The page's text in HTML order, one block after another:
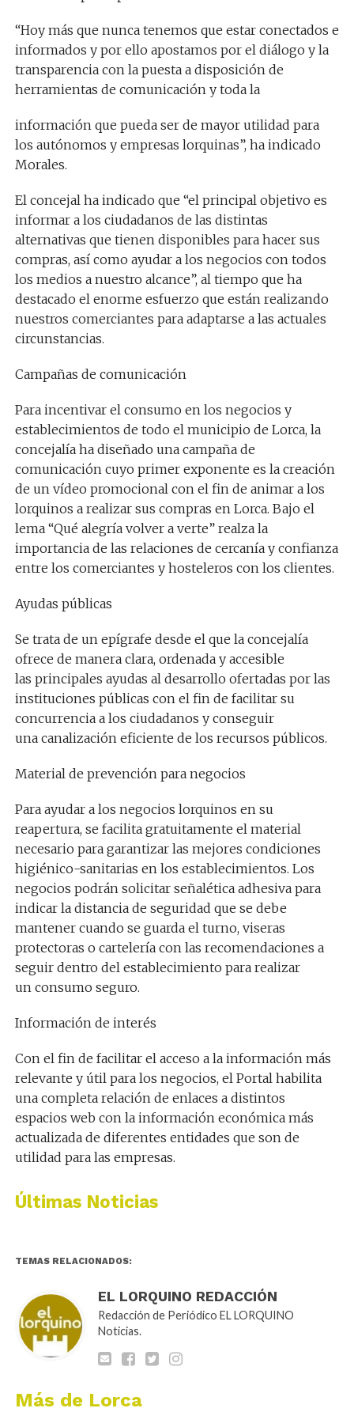
“Hoy más que nunca tenemos que estar conectados e
informados y por ello apostamos por el diálogo y la
transparencia con la puesta a disposición de
herramientas de comunicación y toda la
información que pueda ser de mayor utilidad para
los autónomos y empresas lorquinas”, ha indicado
Morales.
El concejal ha indicado que “el principal objetivo es
informar a los ciudadanos de las distintas
alternativas que tienen disponibles para hacer sus
compras, así como ayudar a los negocios con todos
los medios a nuestro alcance”, al tiempo que ha
destacado el enorme esfuerzo que están realizando
nuestros comerciantes para adaptarse a las actuales
circunstancias.
Campañas de comunicación
Para incentivar el consumo en los negocios y
establecimientos de todo el municipio de Lorca, la
concejalía ha diseñado una campaña de
comunicación cuyo primer exponente es la creación
de un vídeo promocional con el fin de animar a los
lorquinos a realizar sus compras en Lorca. Bajo el
lema “Qué alegría volver a verte” realza la
importancia de las relaciones de cercanía y confianza
entre los comerciantes y hosteleros con los clientes.
Ayudas públicas
Se trata de un epígrafe desde el que la concejalía
ofrece de manera clara, ordenada y accesible
las principales ayudas al desarrollo ofertadas por las
instituciones públicas con el fin de facilitar su
concurrencia a los ciudadanos y conseguir
una canalización eficiente de los recursos públicos.
Material de prevención para negocios
Para ayudar a los negocios lorquinos en su
reapertura, se facilita gratuitamente el material
necesario para garantizar las mejores condiciones
higiénico-sanitarias en los establecimientos. Los
negocios podrán solicitar señalética adhesiva para
indicar la distancia de seguridad que se debe
mantener cuando se guarda el turno, viseras
protectoras o cartelería con las recomendaciones a
seguir dentro del establecimiento para realizar
un consumo seguro.
Información de interés
Con el fin de facilitar el acceso a la información más
relevante y útil para los negocios, el Portal habilita
una completa relación de enlaces a distintos
espacios web con la información económica más
actualizada de diferentes entidades que son de
utilidad para las empresas.
Últimas Noticias
TEMAS RELACIONADOS:
EL LORQUINO REDACCIÓN
Redacción de Periódico EL LORQUINO
Noticias.
Más de Lorca